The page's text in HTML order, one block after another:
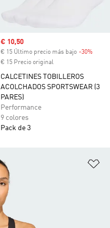
Precio de venta
€ 10,50
€ 15 Último precio más bajo -30%
€ 15 Precio original
CALCETINES TOBILLEROS
ACOLCHADOS SPORTSWEAR (3
PARES)
Performance
9 colores
Pack de 3